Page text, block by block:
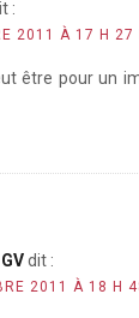
:
2011 À 17 H 27
être pour un
dit :
2011 À 18 H